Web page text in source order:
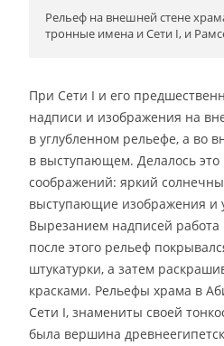
Рельеф на внешней стене
тронные имена и Сети I, и
При Сети I и его
надписи и изображения на
в углубленном рельефе, а во
в выступающем. Делалось это
соображений: яркий
выступающие изображения и
Вырезанием надписей работа
после этого рельеф
штукатурки, а затем
красками. Рельефы храма в
Сети I, знамениты своей
была вершина